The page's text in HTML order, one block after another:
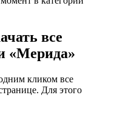
все
«Мерида»
кликом все
Для этого